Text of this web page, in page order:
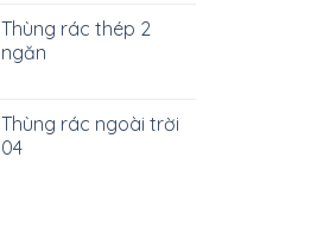
Thùng rác thép 2
ngăn
Thùng rác ngoài trời
04